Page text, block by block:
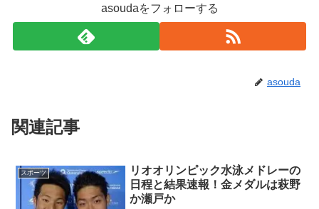
asoudaをフォローする
asouda
関連記事
スポーツ
リオオリンピック水泳メドレーの
日程と結果速報！金メダルは萩野
か瀬戸か